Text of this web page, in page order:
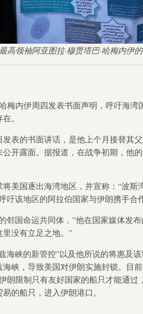
高领袖阿亚图拉·穆贾塔巴·哈梅内伊
梅内伊周四发表书面声明，呼吁海
。
表的书面讲话，是他上个月接替其
开露面。据报道，在战争初期，他
美国逐出海湾地区，并宣称：“波
吁该地区的阿拉伯国家与伊朗携手合
邻国命运共同体，”他在国家媒体发
没有立足之地。”
海峡的新管控”以及他所说的将惠及
峡，导致美国对伊朗实施封锁。目
朗限制只有友好国家的船只才能通过
的船只，进入伊朗港口。